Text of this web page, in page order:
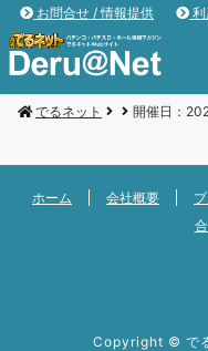
お問合せ / 情報提供
でるネット 開催日：
ホーム 会社概要
Copyright © で